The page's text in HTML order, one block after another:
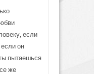
если
он
пытаешься
же